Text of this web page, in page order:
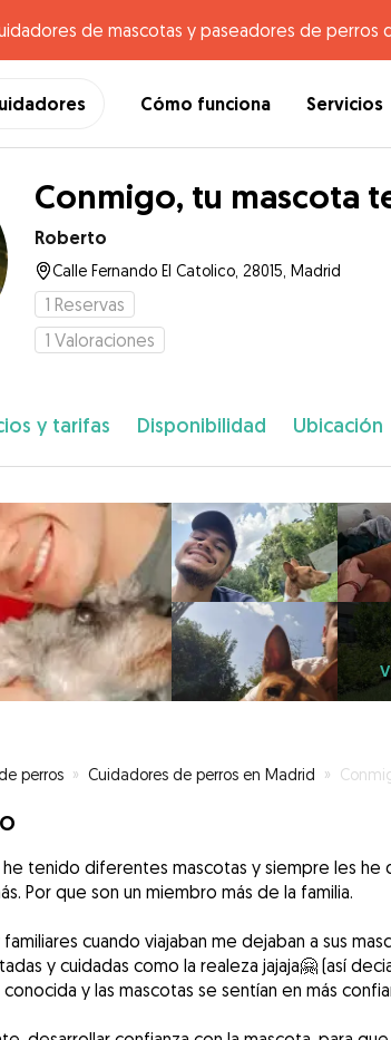
de mascotas y paseadores de perros
Cómo funciona Servicios
Conmigo, tu mascota
Roberto
Calle Fernando El Catolico, 28015, Madrid
1 Reservas
1 Valoraciones
y tarifas Disponibilidad Ubicación
perros » Cuidadores de perros en Madrid » Conmigo, tu
tenido diferentes mascotas y siempre les
Por que son un miembro más de la familia.
cuando viajaban me dejaban a sus
y cuidadas como la realeza jajaja🤗 (así
y las mascotas se sentían en más